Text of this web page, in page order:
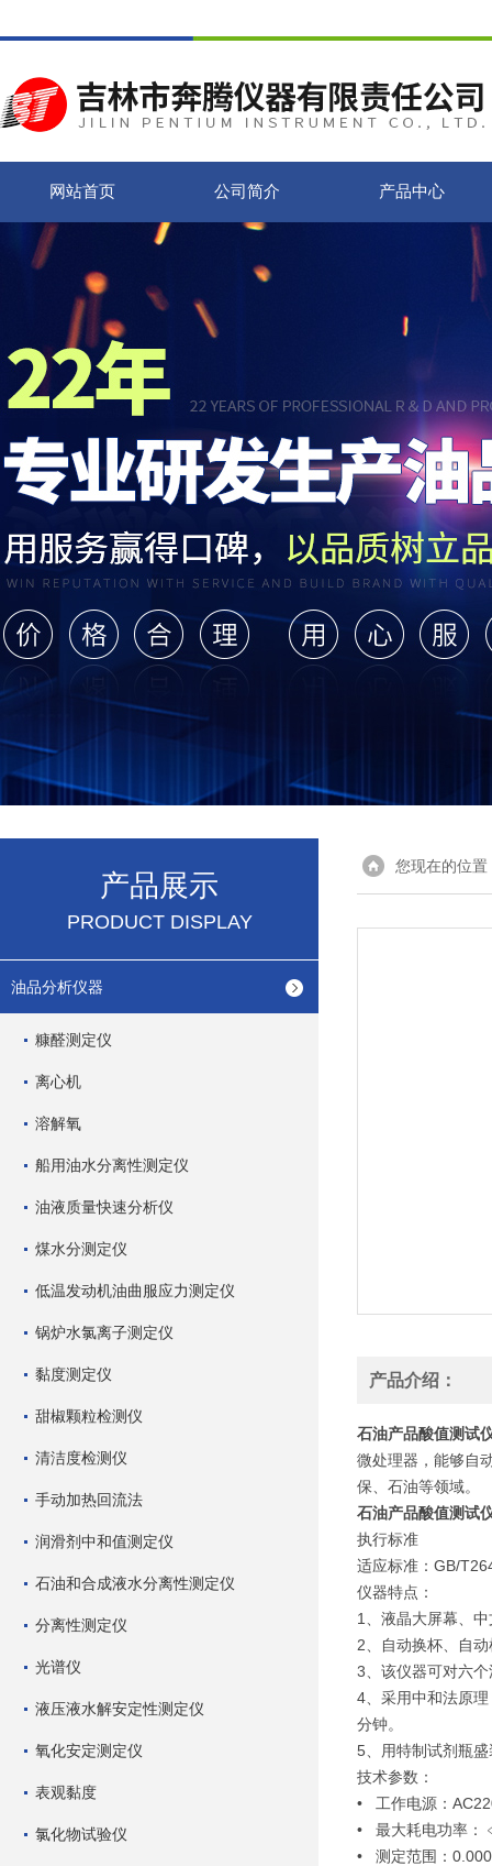
网站首页 公司简介 产品中心
产品展示
PRODUCT DISPLAY
油品分析仪器
糠醛测定仪
离心机
溶解氧
船用油水分离性测定仪
油液质量快速分析仪
煤水分测定仪
低温发动机油曲服应力测定仪
锅炉水氯离子测定仪
黏度测定仪
甜椒颗粒检测仪
清洁度检测仪
手动加热回流法
润滑剂中和值测定仪
石油和合成液水分离性测定仪
分离性测定仪
光谱仪
液压液水解安定性测定仪
氧化安定测定仪
表观黏度
氯化物试验仪
您现在的位置
产品介绍：
石油产品酸值测试
微处理器，能够自
保、石油等领域。
石油产品酸值测试
执行标准
适应标准：GB/
仪器特点：
1、液晶大屏幕、
2、自动换杯、自
3、该仪器可对六
4、采用中和法原
分钟。
5、用特制试剂瓶
技术参数：
• 工作电源：
• 最大耗电功率：
• 测定范围：